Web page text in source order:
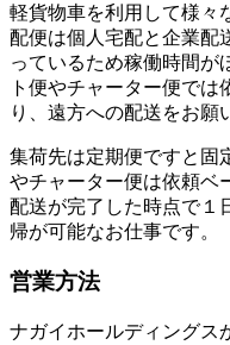
軽貨物車を利用して様々
配便は個人宅配と企業配
っているため稼働時間が
ト便やチャーター便で
り、遠方への配送をお願
集荷先は定期便ですと固
やチャーター便は依頼ベ
配送が完了した時点で１
帰が可能なお仕事です。
営業方法
ナガイホールディングス